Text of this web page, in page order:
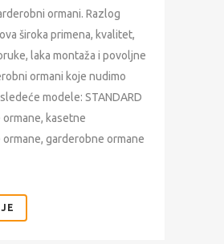
ormani. Razlog
široka primena, kvalitet,
laka montaža i povoljne
ormani koje nudimo
modele: STANDARD
kasetne
garderobne ormane